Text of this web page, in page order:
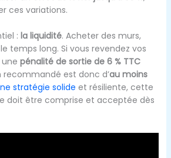
ces variations.
: la liquidité. Acheter des murs,
le temps long. Si vous revendez vos
une pénalité de sortie de 6 % TTC
recommandé est donc d’au moins
stratégie solide et résiliente, cette
doit être comprise et acceptée dès